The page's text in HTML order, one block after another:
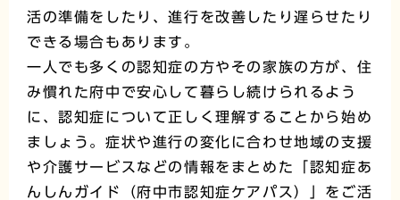
活の準備をしたり、進行を改善したり遅らせたり
できる場合もあります。
一人でも多くの認知症の方やその家族の方が、住
み慣れた府中で安心して暮らし続けられるよう
に、認知症について正しく理解することから始め
ましょう。症状や進行の変化に合わせ地域の支援
や介護サービスなどの情報をまとめた「認知症あ
んしんガイド（府中市認知症ケアパス）」をご活